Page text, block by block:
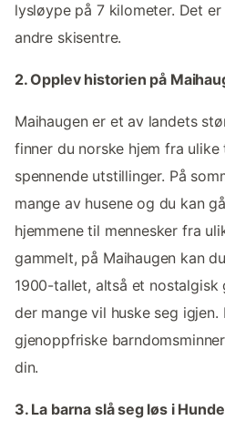
lysløype på 7 kilometer. Det
andre skisentre.
2. Opplev historien på
Maihaugen er et av landets
finner du norske hjem fra
spennende utstillinger. På
mange av husene og du kan
hjemmene til mennesker fra
gammelt, på Maihaugen kan
1900-tallet, altså et nostalgisk
der mange vil huske seg igjen.
gjenoppfriske
din.
3. La barna slå seg løs i